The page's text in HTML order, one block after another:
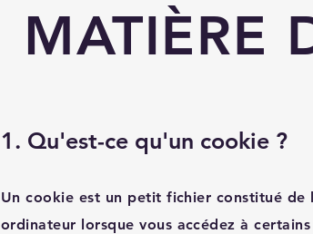
MATIÈRE
1. Qu'est-ce qu'un cookie ?
Un cookie est un petit fichier constitué
ordinateur lorsque vous accédez à